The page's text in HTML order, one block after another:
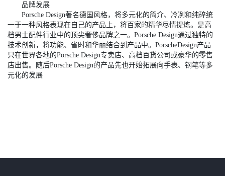
品牌发展
Porsche Design著名德国风格，将多元化的简介、冷冽和纯碎统
一于一种风格表现在自己的产品上，将百家的精华尽情提炼。是高
档男士配件行业中的顶尖奢侈品牌之一。Porsche Design通过独特的
技术创新，将功能、省时和华丽结合到产品中。PorscheDesign产品
只在世界各地的Porsche Design专卖店、高档百货公司或豪华的零售
店出售。随后Porsche Design的产品先也开始拓展向手表、钢笔等多
元化的发展